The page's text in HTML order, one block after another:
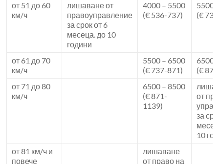
от 51 до 60
км/ч
лишаване от
правоуправление
за срок от 6
месеца. до 10
години
4000 – 5500
(€ 536-737)
5500
(€
от 61 до 70
км/ч
5500 – 6500
(€ 737-871)
6500
(€
от 71 до 80
км/ч
6500 – 8500
(€ 871-
1139)
от
за
10
от 81 км/ч и
повече
лишаване
от право на